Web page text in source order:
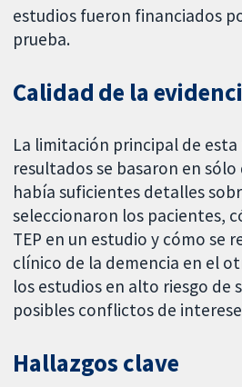
estudios fueron financiados
prueba.
Calidad de la
La limitación principal de
resultados se basaron en
había suficientes detalles
seleccionaron los pacientes,
TEP en un estudio y cómo se
clínico de la demencia en el
los estudios en alto riesgo de
posibles conflictos de
Hallazgos clave